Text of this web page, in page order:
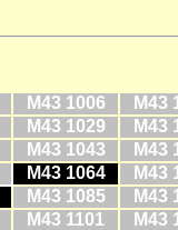
M43 1006
M43
M43 1029
M43
M43 1043
M43
M43 1064
M43
M43 1085
M43
M43 1101
M43